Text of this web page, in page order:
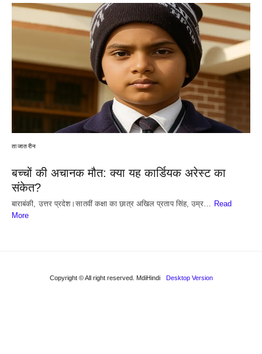
ताजातरीन
बच्चों की अचानक मौत: क्या यह कार्डियक अरेस्ट का
संकेत?
बाराबंकी, उत्तर प्रदेश।सातवीं कक्षा का छात्र अखिल प्रताप सिंह, उम्र…
Read
More
Copyright © All right reserved. MdiHindi Desktop Version